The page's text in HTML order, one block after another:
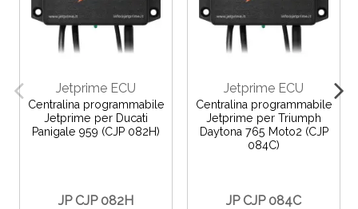
Jetprime ECU
Centralina programmabile
Jetprime per Ducati
Panigale 959 (CJP 082H)
JP CJP 082H
Jetprime ECU
Centralina programmabile
Jetprime per Triumph
Daytona 765 Moto2 (CJP
084C)
JP CJP 084C